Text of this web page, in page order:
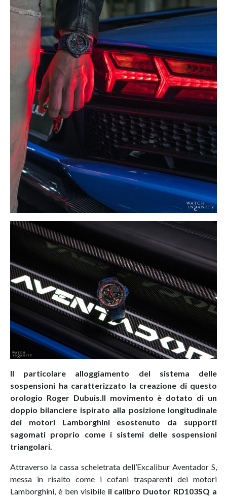
Il particolare alloggiamento del sistema delle
sospensioni ha caratterizzato la creazione di questo
orologio Roger Dubuis.Il movimento è dotato di un
doppio bilanciere ispirato alla posizione longitudinale
dei motori Lamborghini esostenuto da supporti
sagomati proprio come i sistemi delle sospensioni
triangolari.
Attraverso la cassa scheletrata dell’Excalibur Aventador S,
messa in risalto come i cofani trasparenti dei motori
Lamborghini, è ben visibile il calibro Duotor RD103SQ a